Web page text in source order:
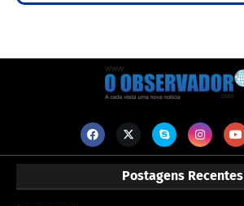
Postagens Recentes